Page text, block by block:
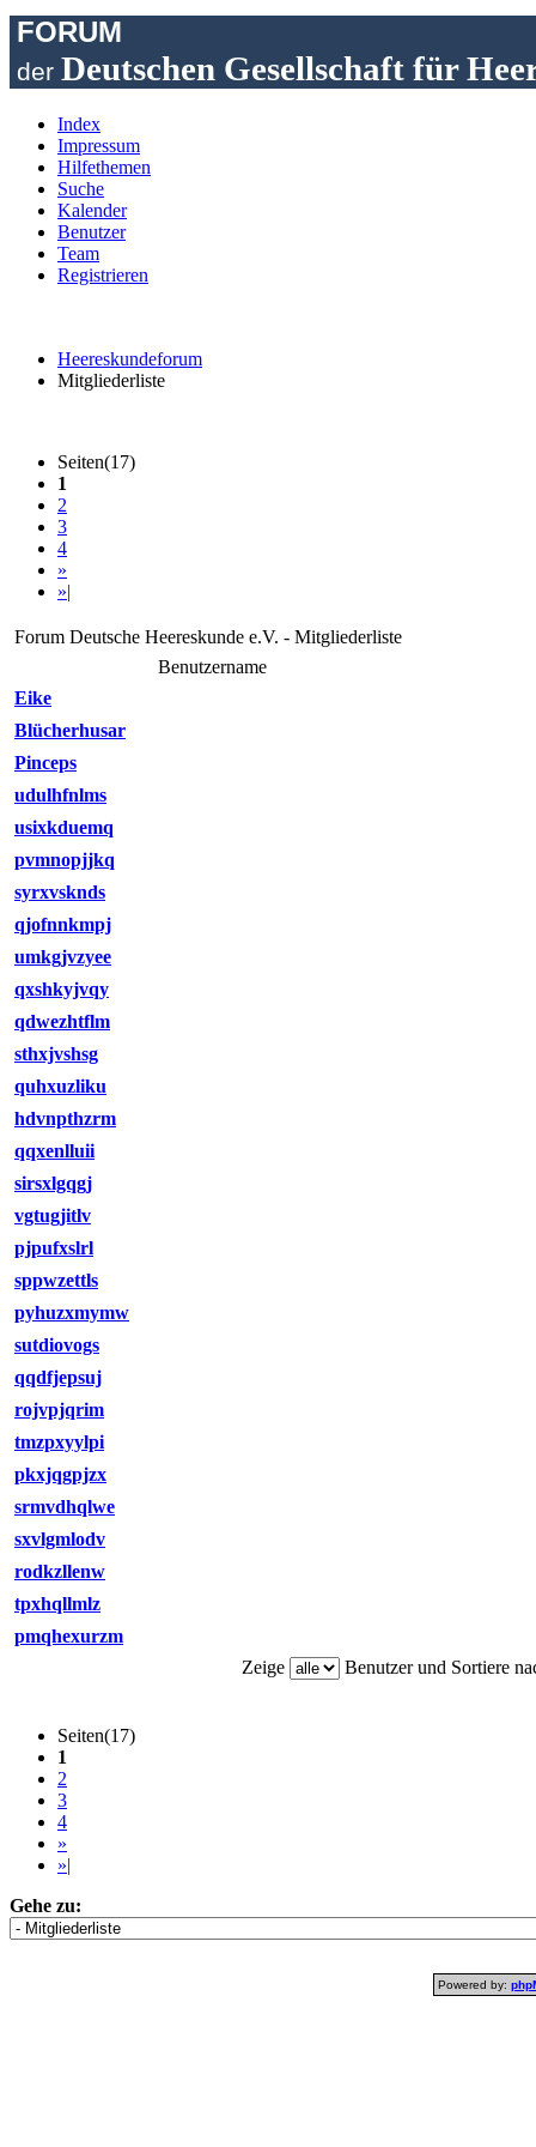
FORUM
der Deutschen Gesellschaft für
Index
Impressum
Hilfethemen
Suche
Kalender
Benutzer
Team
Registrieren
Heereskundeforum
Mitgliederliste
Seiten(17)
1
2
3
4
»
»|
Forum Deutsche Heereskunde e.V. - Mitgliederliste
Benutzername
Eike
Blücherhusar
Pinceps
udulhfnlms
usixkduemq
pvmnopjjkq
syrxvsknds
qjofnnkmpj
umkgjvzyee
qxshkyjvqy
qdwezhtflm
sthxjvshsg
quhxuzliku
hdvnpthzrm
qqxenlluii
sirsxlgqgj
vgtugjitlv
pjpufxslrl
sppwzettls
pyhuzxmymw
sutdiovogs
qqdfjepsuj
rojvpjqrim
tmzpxyylpi
pkxjqgpjzx
srmvdhqlwe
sxvlgmlodv
rodkzllenw
tpxhqllmlz
pmqhexurzm
Zeige
Benutzer und Sortiere
Seiten(17)
1
2
3
4
»
»|
Gehe zu:
Powered by: